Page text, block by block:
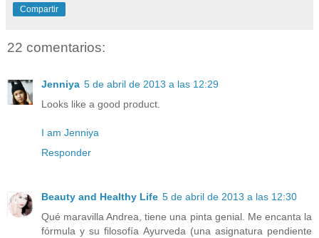
Compartir
22 comentarios:
Jenniya 5 de abril de 2013 a las 12:29
Looks like a good product.
I am Jenniya
Responder
Beauty and Healthy Life 5 de abril de 2013 a las 12:30
Qué maravilla Andrea, tiene una pinta genial. Me encanta la
fórmula y su filosofía Ayurveda (una asignatura pendiente